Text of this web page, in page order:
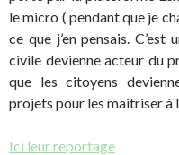
le micro ( pendant que je
ce que j’en pensais.
civile devienne acteur du
que les citoyens
projets pour les maitriser à
Ici leur reportage